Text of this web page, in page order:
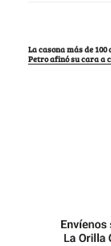
La casona más de
Petro afinó su cara a